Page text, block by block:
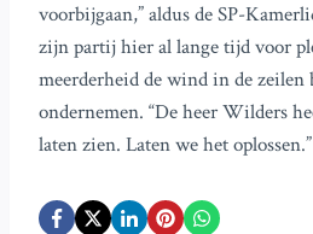
voorbijgaan,” aldus de SP-
zijn partij hier al lange tijd voor
meerderheid de wind in de zeilen
ondernemen. “De heer Wilders
laten zien. Laten we het oplossen.”